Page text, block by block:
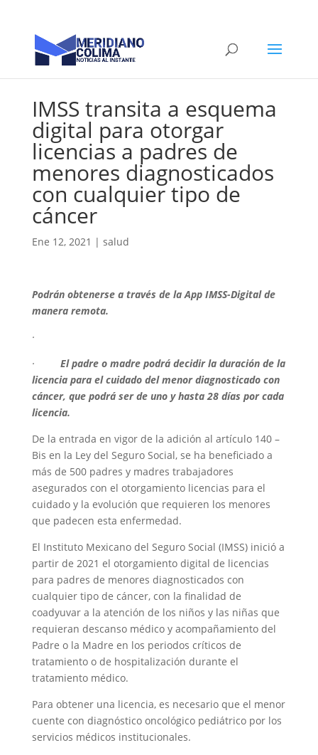
IMSS transita a esquema
digital para otorgar
licencias a padres de
menores diagnosticados
con cualquier tipo de
cáncer
Ene 12, 2021 | salud
Podrán obtenerse a través de la App IMSS-Digital de
manera remota.
·
· El padre o madre podrá decidir la duración de la
licencia para el cuidado del menor diagnosticado con
cáncer, que podrá ser de uno y hasta 28 días por cada
licencia.
De la entrada en vigor de la adición al artículo 140 –
Bis en la Ley del Seguro Social, se ha beneficiado a
más de 500 padres y madres trabajadores
asegurados con el otorgamiento licencias para el
cuidado y la evolución que requieren los menores
que padecen esta enfermedad.
El Instituto Mexicano del Seguro Social (IMSS) inició a
partir de 2021 el otorgamiento digital de licencias
para padres de menores diagnosticados con
cualquier tipo de cáncer, con la finalidad de
coadyuvar a la atención de los niños y las niñas que
requieran descanso médico y acompañamiento del
Padre o la Madre en los periodos críticos de
tratamiento o de hospitalización durante el
tratamiento médico.
Para obtener una licencia, es necesario que el menor
cuente con diagnóstico oncológico pediátrico por los
servicios médicos institucionales.